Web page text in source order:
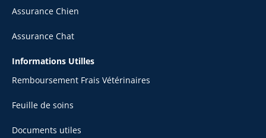
Assurance Chien
Assurance Chat
Informations Utilles
Remboursement Frais Vétérinaires
Feuille de soins
Documents utiles